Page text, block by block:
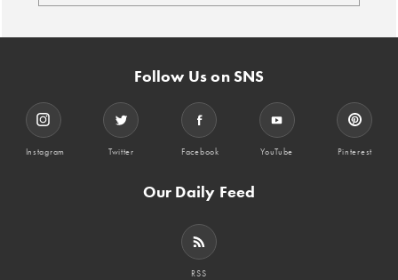
Follow Us on SNS
Instagram Twitter Facebook YouTube Pinterest
Our Daily Feed
RSS